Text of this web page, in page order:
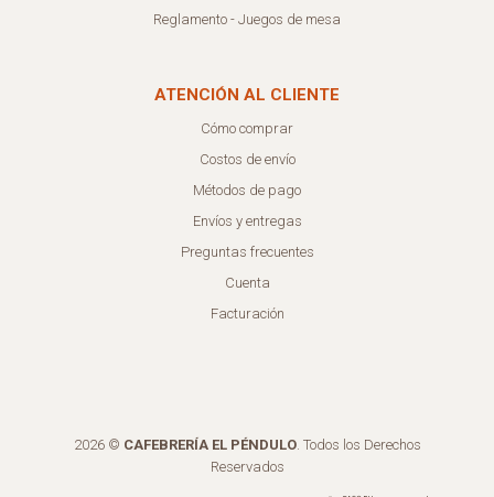
Reglamento - Juegos de mesa
ATENCIÓN AL CLIENTE
Cómo comprar
Costos de envío
Métodos de pago
Envíos y entregas
Preguntas frecuentes
Cuenta
Facturación
2026 © CAFEBRERÍA EL PÉNDULO. Todos los Derechos
Reservados